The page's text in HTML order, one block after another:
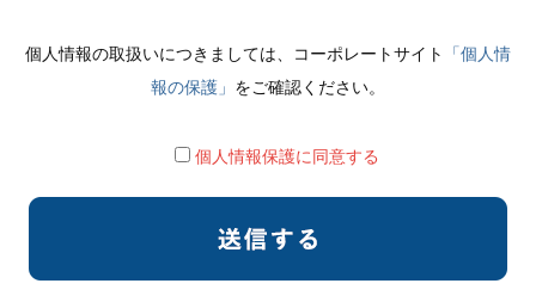
個人情報の取扱いにつきましては、コーポレートサイト
「個人情
報の保護」 をご確認ください。
個人情報保護に同意する